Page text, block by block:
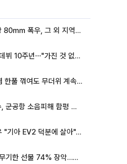
동해안은 시간당 80㎜ 폭우, 그 외 지역은 폭염…‘극과 극 날씨’
임영웅, 어느덧 데뷔 10주년⋯"가진 것 없던 시절, 내 앞엔 20명의 팬뿐"
[내일 날씨] 폭염 한풀 꺾여도 무더위 계속⋯동해안 이틀 연속 비
이남오 함평군수, 군공항 소음피해 함평 보상 요구
'굿 윌 헌팅' 배우 "기아 EV2 덕분에 살아"…교통사고 후 안전성 극찬
바이낸스, ETF 무기한 선물 74% 장악…한국 레버리지 ETF 거래 급증 [e가상자산]